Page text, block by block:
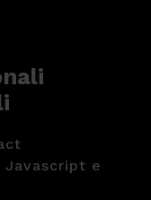
Javascript e